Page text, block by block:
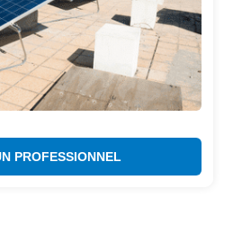
PROFESSIONNEL